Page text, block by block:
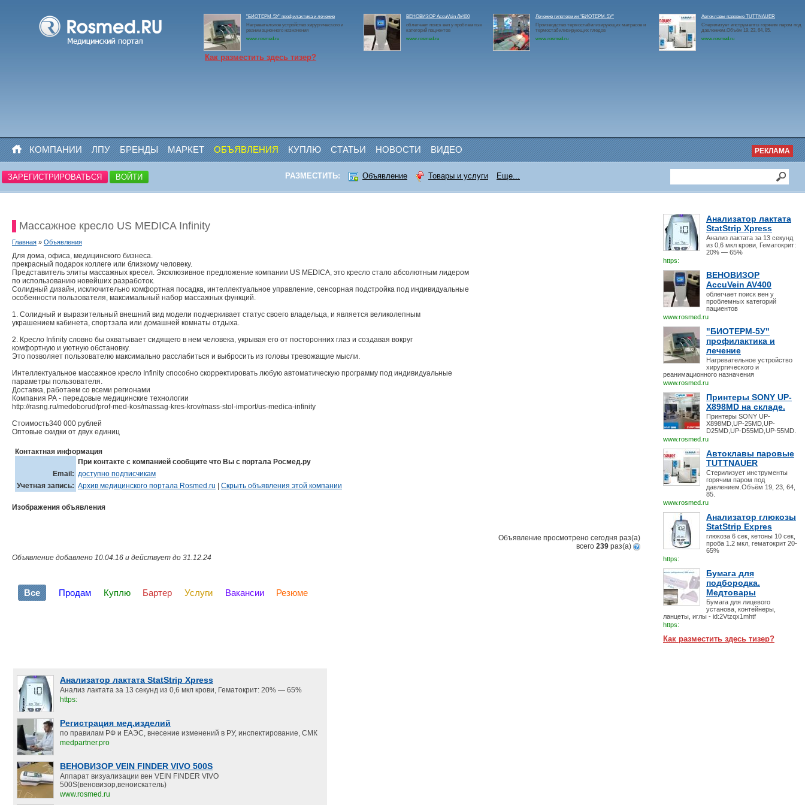
"БИОТЕРМ-5У" профилактика и лечение
Нагревательное устройство хирургического и
реанимационного назначения
www.rosmed.ru
ВЕНОВИЗОР AccuVein AV400
облегчает поиск вен у проблемных
категорий пациентов
www.rosmed.ru
Лечение гипотермии "БИОТЕРМ-5У"
Производство термостабилизирующих матрасов и
термостабилизирующих пледов
www.rosmed.ru
Автоклавы паровые TUTTNAUER
Стерилизует инструменты горячим паром под
давлением.Объём 19, 23, 64, 85.
www.rosmed.ru
Как разместить здесь тизер?
КОМПАНИИ ЛПУ БРЕНДЫ МАРКЕТ ОБЪЯВЛЕНИЯ КУПЛЮ СТАТЬИ НОВОСТИ ВИДЕО РЕКЛАМА
ЗАРЕГИСТРИРОВАТЬСЯ ВОЙТИ РАЗМЕСТИТЬ: Объявление Товары и услуги Еще...
Анализатор лактата
StatStrip Xpress
Анализ лактата за 13 секунд
из 0,6 мкл крови, Гематокрит:
20% — 65%
https:
ВЕНОВИЗОР
AccuVein AV400
облегчает поиск вен у
проблемных категорий
пациентов
www.rosmed.ru
"БИОТЕРМ-5У"
профилактика и
лечение
Нагревательное устройство
хирургического и
реанимационного назначения
www.rosmed.ru
Принтеры SONY UP-
X898MD на складе.
Принтеры SONY UP-
X898MD,UP-25MD,UP-
D25MD,UP-D55MD,UP-55MD.
www.rosmed.ru
Автоклавы паровые
TUTTNAUER
Стерилизует инструменты
горячим паром под
давлением.Объём 19, 23, 64,
85.
www.rosmed.ru
Анализатор глюкозы
StatStrip Expres
глюкоза 6 сек, кетоны 10 сек,
проба 1.2 мкл, гематокрит 20-
65%
https:
Бумага для
подбородка.
Медтовары
Бумага для лицевого
установа, контейнеры,
ланцеты, иглы - id:2Vtzqx1mhtf
https:
Как разместить здесь тизер?
Массажное кресло US MEDICA Infinity
Главная » Объявления
Для дома, офиса, медицинского бизнеса.
прекрасный подарок коллеге или близкому человеку.
Представитель элиты массажных кресел. Эксклюзивное предложение компании US MEDICA, это кресло стало абсолютным лидером
по использованию новейших разработок.
Солидный дизайн, исключительно комфортная посадка, интеллектуальное управление, сенсорная подстройка под индивидуальные
особенности пользователя, максимальный набор массажных функций.
1. Солидный и выразительный внешний вид модели подчеркивает статус своего владельца, и является великолепным
украшением кабинета, спортзала или домашней комнаты отдыха.
2. Кресло Infinity словно бы охватывает сидящего в нем человека, укрывая его от посторонних глаз и создавая вокруг
комфортную и уютную обстановку.
Это позволяет пользователю максимально расслабиться и выбросить из головы тревожащие мысли.
Интеллектуальное массажное кресло Infinity способно скорректировать любую автоматическую программу под индивидуальные
параметры пользователя.
Доставка, работаем со всеми регионами
Компания РА - передовые медицинские технологии
http://rasng.ru/medoborud/prof-med-kos/massag-kres-krov/mass-stol-import/us-medica-infinity
Стоимость340 000 рублей
Оптовые скидки от двух единиц
Контактная информация
При контакте с компанией сообщите что Вы с портала Росмед.ру
Email: доступно подписчикам
Учетная запись: Архив медицинского портала Rosmed.ru Скрыть объявления этой компании
Изображения объявления
Объявление просмотрено сегодня раз(a)
всего 239 раз(a)
Объявление добавлено 10.04.16 и действует до 31.12.24
Все Продам Куплю Бартер Услуги Вакансии Резюме
Анализатор лактата StatStrip Xpress
Анализ лактата за 13 секунд из 0,6 мкл крови, Гематокрит: 20% — 65%
https:
Регистрация мед.изделий
по правилам РФ и ЕАЭС, внесение изменений в РУ, инспектирование, СМК
medpartner.pro
ВЕНОВИЗОР VEIN FINDER VIVO 500S
Аппарат визуализации вен VEIN FINDER VIVO
500S(веновизор,веноискатель)
www.rosmed.ru